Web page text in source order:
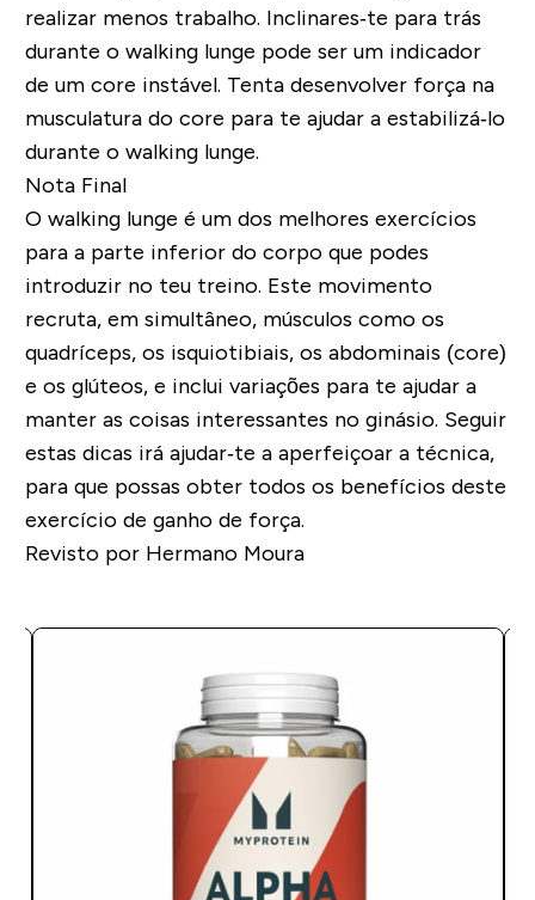
realizar menos trabalho. Inclinares‐te para trás
durante o walking lunge pode ser um indicador
de um core instável. Tenta desenvolver força na
musculatura do core para te ajudar a estabilizá‐lo
durante o walking lunge.
Nota Final
O walking lunge é um dos melhores exercícios
para a parte inferior do corpo que podes
introduzir no teu treino. Este movimento
recruta, em simultâneo, músculos como os
quadríceps, os isquiotibiais, os abdominais (core)
e os glúteos, e inclui variações para te ajudar a
manter as coisas interessantes no ginásio. Seguir
estas dicas irá ajudar‐te a aperfeiçoar a técnica,
para que possas obter todos os benefícios deste
exercício de ganho de força.
Revisto por Hermano Moura